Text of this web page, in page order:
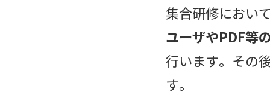
集合研修におい
ユーザやPDF等
行います。その
す。